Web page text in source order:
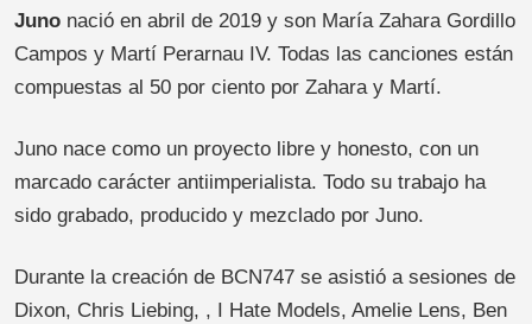
Juno nació en abril de 2019 y son María Zahara Gordillo
Campos y Martí Perarnau IV. Todas las canciones están
compuestas al 50 por ciento por Zahara y Martí.
Juno nace como un proyecto libre y honesto, con un
marcado carácter antiimperialista. Todo su trabajo ha
sido grabado, producido y mezclado por Juno.
Durante la creación de BCN747 se asistió a sesiones de
Dixon, Chris Liebing, , I Hate Models, Amelie Lens, Ben